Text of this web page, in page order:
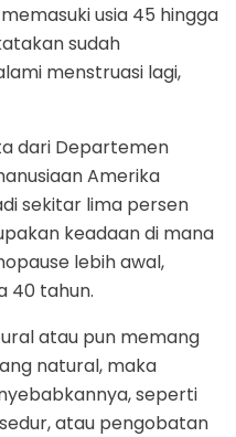
usia 45 hingga
sudah
menstruasi lagi,
dari Departemen
Amerika
sekitar lima persen
keadaan di mana
lebih awal,
40 tahun.
atau pun memang
natural, maka
seperti
atau pengobatan